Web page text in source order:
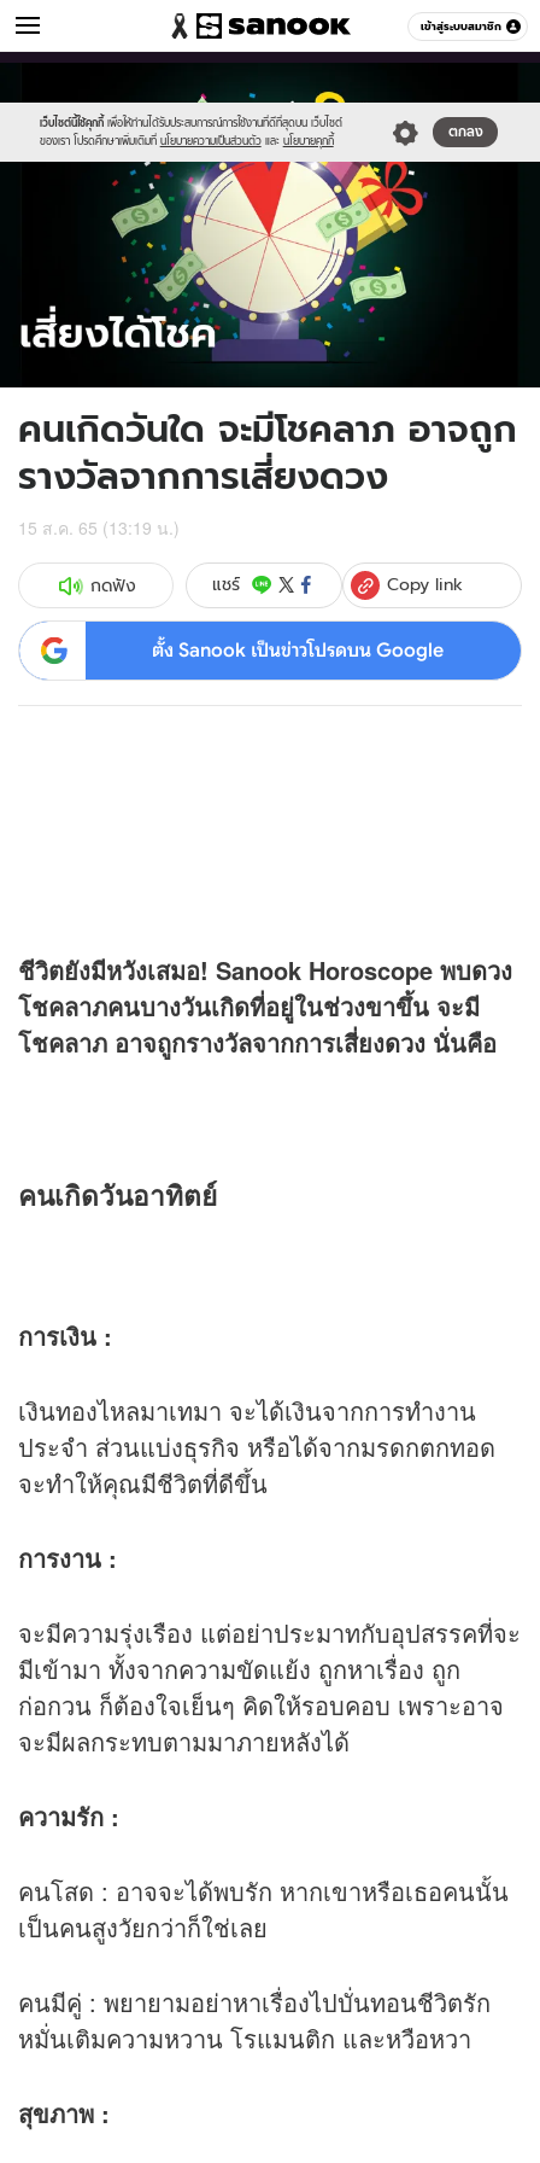
เข้าสู่ระบบสมาชิก
ดูดวง หมวดอื่นๆ
เว็บไซต์นี้ใช้คุกกี้ เพื่อให้ท่านได้รับประสบการณ์การใช้งานที่ดีที่สุดบน เว็บไซต์
ของเรา โปรดศึกษาเพิ่มเติมที่ นโยบายความเป็นส่วนตัว และ นโยบายคุกกี้
ตกลง
new-
sanook.png
2022-
15.jpg
คนเกิดวันใด จะมีโชคลาภ อาจถูก
รางวัลจากการเสี่ยงดวง
15 ส.ค. 65 (13:19 น.)
กดฟัง แชร์ Copy link
ตั้ง Sanook เป็นข่าวโปรดบน Google
ชีวิตยังมีหวังเสมอ! Sanook Horoscope พบดวง
โชคลาภคนบางวันเกิดที่อยู่ในช่วงขาขึ้น จะมี
โชคลาภ อาจถูกรางวัลจากการเสี่ยงดวง นั่นคือ
คนเกิดวันอาทิตย์
การเงิน :
เงินทองไหลมาเทมา จะได้เงินจากการทำงาน
ประจำ ส่วนแบ่งธุรกิจ หรือได้จากมรดกตกทอด
จะทำให้คุณมีชีวิตที่ดีขึ้น
การงาน :
จะมีความรุ่งเรือง แต่อย่าประมาทกับอุปสรรคที่จะ
มีเข้ามา ทั้งจากความขัดแย้ง ถูกหาเรื่อง ถูก
ก่อกวน ก็ต้องใจเย็นๆ คิดให้รอบคอบ เพราะอาจ
จะมีผลกระทบตามมาภายหลังได้
ความรัก :
คนโสด : อาจจะได้พบรัก หากเขาหรือเธอคนนั้น
เป็นคนสูงวัยกว่าก็ใช่เลย
คนมีคู่ : พยายามอย่าหาเรื่องไปบั่นทอนชีวิตรัก
หมั่นเติมความหวาน โรแมนติก และหวือหวา
สุขภาพ :